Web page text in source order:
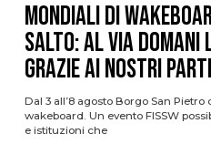
Mondiali di
Salto: al via
grazie ai nostri
Dal 3 all’8 agosto Borgo San
wakeboard. Un evento FISSW
e istituzioni che